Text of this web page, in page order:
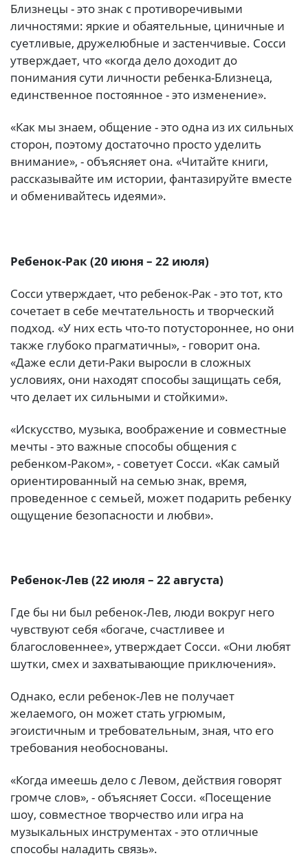
Близнецы - это знак с противоречивыми
личностями: яркие и обаятельные, циничные и
суетливые, дружелюбные и застенчивые. Сосси
утверждает, что «когда дело доходит до
понимания сути личности ребенка-Близнеца,
единственное постоянное - это изменение».
«Как мы знаем, общение - это одна из их сильных
сторон, поэтому достаточно просто уделить
внимание», - объясняет она. «Читайте книги,
рассказывайте им истории, фантазируйте вместе
и обменивайтесь идеями».
Ребенок-Рак (20 июня – 22 июля)
Сосси утверждает, что ребенок-Рак - это тот, кто
сочетает в себе мечтательность и творческий
подход. «У них есть что-то потустороннее, но они
также глубоко прагматичны», - говорит она.
«Даже если дети-Раки выросли в сложных
условиях, они находят способы защищать себя,
что делает их сильными и стойкими».
«Искусство, музыка, воображение и совместные
мечты - это важные способы общения с
ребенком-Раком», - советует Сосси. «Как самый
ориентированный на семью знак, время,
проведенное с семьей, может подарить ребенку
ощущение безопасности и любви».
Ребенок-Лев (22 июля – 22 августа)
Где бы ни был ребенок-Лев, люди вокруг него
чувствуют себя «богаче, счастливее и
благословеннее», утверждает Сосси. «Они любят
шутки, смех и захватывающие приключения».
Однако, если ребенок-Лев не получает
желаемого, он может стать угрюмым,
эгоистичным и требовательным, зная, что его
требования необоснованы.
«Когда имеешь дело с Левом, действия говорят
громче слов», - объясняет Сосси. «Посещение
шоу, совместное творчество или игра на
музыкальных инструментах - это отличные
способы наладить связь».